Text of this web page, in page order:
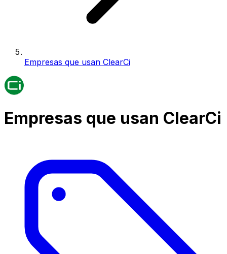
Empresas que usan ClearCi
Empresas que usan ClearCi